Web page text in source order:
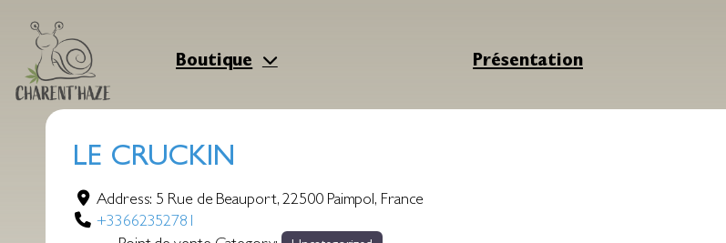
contenu
Boutique Présentation
LE CRUCKIN
Address: 5 Rue de Beauport,22500 Paimpol, France
+33662352781